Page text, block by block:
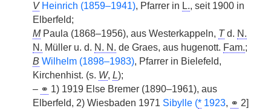
V Heinrich (1859–1941), Pfarrer in L., seit 1900 in
Elberfeld;
MPaula (1868–1956), aus Westerkappeln, Td. N.
N. Müller u. d. N. N. de Graes, aus hugenott. Fam.;
B Wilhelm (1898–1983), Pfarrer in Bielefeld,
Kirchenhist. (s. W, L);
– ⚭ 1) 1919 Else Bremer (1890–1961), aus
Elberfeld, 2) Wiesbaden 1971 Sibylle (* 1923, ⚭ 2]